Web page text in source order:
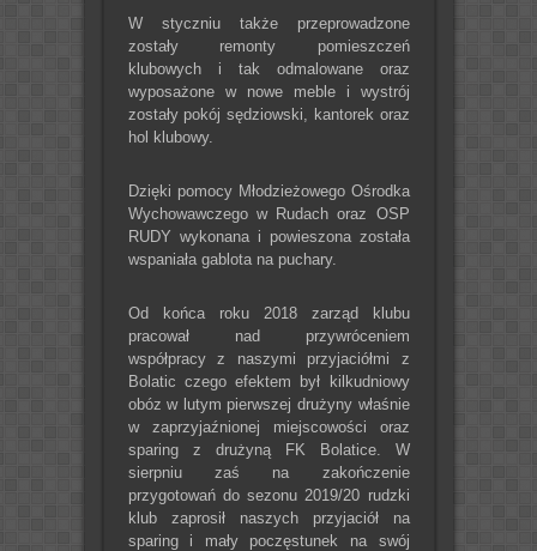
W styczniu także przeprowadzone
zostały remonty pomieszczeń
klubowych i tak odmalowane oraz
wyposażone w nowe meble i wystrój
zostały pokój sędziowski, kantorek oraz
hol klubowy.
Dzięki pomocy Młodzieżowego Ośrodka
Wychowawczego w Rudach oraz OSP
RUDY wykonana i powieszona została
wspaniała gablota na puchary.
Od końca roku 2018 zarząd klubu
pracował nad przywróceniem
współpracy z naszymi przyjaciółmi z
Bolatic czego efektem był kilkudniowy
obóz w lutym pierwszej drużyny właśnie
w zaprzyjaźnionej miejscowości oraz
sparing z drużyną FK Bolatice. W
sierpniu zaś na zakończenie
przygotowań do sezonu 2019/20 rudzki
klub zaprosił naszych przyjaciół na
sparing i mały poczęstunek na swój